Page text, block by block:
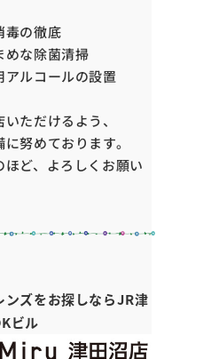
毒の徹底
めな除菌清掃
ルコールの設置
ただけるよう、
努めております。
ど、よろしくお願い
ズをお探しならJR津
ビル